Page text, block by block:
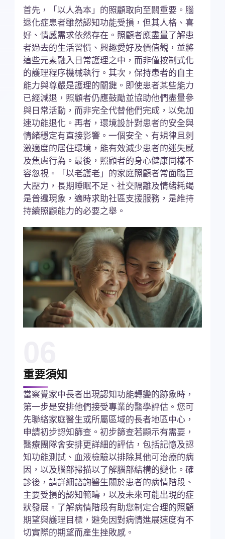
首先，「以人為本」的照顧取向至關重要。腦
退化症患者雖然認知功能受損，但其人格、喜
好、情感需求依然存在。照顧者應盡量了解患
者過去的生活習慣、興趣愛好及價值觀，並將
這些元素融入日常護理之中，而非僅按制式化
的護理程序機械執行。其次，保持患者的自主
能力與尊嚴是護理的關鍵。即使患者某些能力
已經減退，照顧者仍應鼓勵並協助他們盡量參
與日常活動，而非完全代替他們完成，以免加
速功能退化。再者，環境設計對患者的安全與
情緒穩定有直接影響。一個安全、有規律且刺
激適度的居住環境，能有效減少患者的迷失感
及焦慮行為。最後，照顧者的身心健康同樣不
容忽視。「以老護老」的家庭照顧者常面臨巨
大壓力，長期睡眠不足、社交隔離及情緒耗竭
是普遍現象，適時求助社區支援服務，是維持
持續照顧能力的必要之舉。
重要須知
當察覺家中長者出現認知功能轉變的跡象時，
第一步是安排他們接受專業的醫學評估。您可
先聯絡家庭醫生或所屬區域的長者地區中心，
申請初步認知篩查。初步篩查若顯示有需要，
醫療團隊會安排更詳細的評估，包括記憶及認
知功能測試、血液檢驗以排除其他可治療的病
因，以及腦部掃描以了解腦部結構的變化。確
診後，請詳細諮詢醫生關於患者的病情階段、
主要受損的認知範疇，以及未來可能出現的症
狀發展。了解病情階段有助您制定合理的照顧
期望與護理目標，避免因對病情進展速度有不
切實際的期望而產生挫敗感。